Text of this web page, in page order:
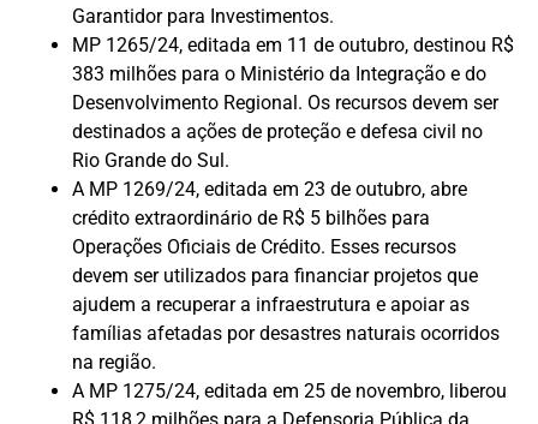
Garantidor para Investimentos.
MP 1265/24, editada em 11 de outubro, destinou R$
383 milhões para o Ministério da Integração e do
Desenvolvimento Regional. Os recursos devem ser
destinados a ações de proteção e defesa civil no
Rio Grande do Sul.
A MP 1269/24, editada em 23 de outubro, abre
crédito extraordinário de R$ 5 bilhões para
Operações Oficiais de Crédito. Esses recursos
devem ser utilizados para financiar projetos que
ajudem a recuperar a infraestrutura e apoiar as
famílias afetadas por desastres naturais ocorridos
na região.
A MP 1275/24, editada em 25 de novembro, liberou
R$ 118,2 milhões para a Defensoria Pública da